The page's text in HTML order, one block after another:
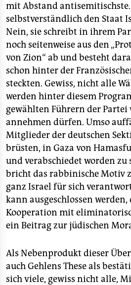
mit Abstand
selbstverständlich den Staat
Nein, sie schreibt in ihrem
noch seitenweise aus den
von Zion“ ab und besteht
schon hinter der
steckten. Gewiss, nicht alle
werden hinter diesem
gewählten Führern der
annehmen dürfen. Umso
Mitglieder der deutschen
brüsten, in Gaza von
und verabschiedet worden zu
bricht das rabbinische Motiv
ganz Israel für sich
kann ausgeschlossen werden,
Kooperation mit
ein Beitrag zur jüdischen
Als Nebenprodukt dieser
auch Gehlens These als
sich viele, gewiss nicht alle,